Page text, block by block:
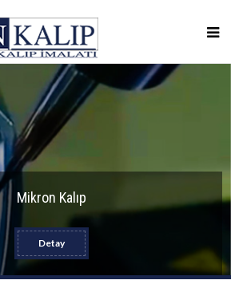
Mikron Kalıp
Detay